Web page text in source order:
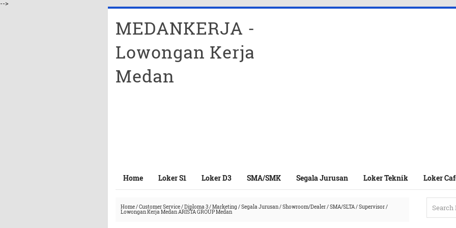
-->
MEDANKERJA -
Lowongan Kerja
Medan
Home Loker S1 Loker D3 SMA/SMK Segala Jurusan Loker Teknik Loker
Home/Customer Service/Diploma 3/Marketing /Segala Jurusan/Showroom/Dealer/SMA/SLTA/Supervisor/
Lowongan Kerja Medan ARISTA GROUP Medan